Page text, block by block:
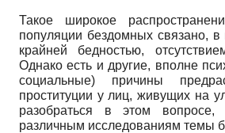
Такое широкое
популяции бездомных связано,
крайней бедностью,
Однако есть и другие, вполне
социальные) причины
проституции у лиц, живущих на
разобраться в этом
различным исследованиям темы